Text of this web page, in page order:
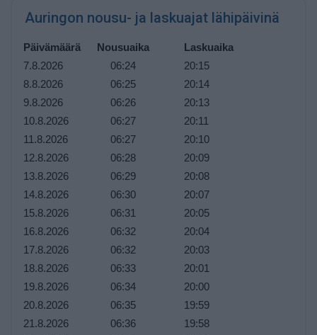
Auringon nousu- ja laskuajat lähipäivinä
Päivämäärä Nousuaika
Laskuaika
7.8.2026
06:24
20:15
8.8.2026
06:25
20:14
9.8.2026
06:26
20:13
10.8.2026
06:27
20:11
11.8.2026
06:27
20:10
12.8.2026
06:28
20:09
13.8.2026
06:29
20:08
14.8.2026
06:30
20:07
15.8.2026
06:31
20:05
16.8.2026
06:32
20:04
17.8.2026
06:32
20:03
18.8.2026
06:33
20:01
19.8.2026
06:34
20:00
20.8.2026
06:35
19:59
21.8.2026
06:36
19:58